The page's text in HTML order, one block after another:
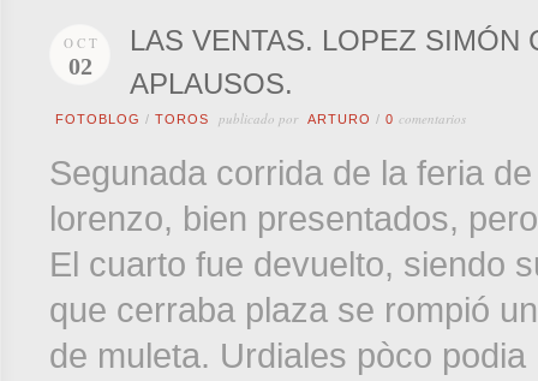
OCT
02
LAS VENTAS. LOPEZ SIMÓN
APLAUSOS.
FOTOBLOG / TOROS publicado por ARTURO / 0 comentarios
Segunada corrida de la feria
lorenzo, bien presentados,
El cuarto fue devuelto, siendo
que cerraba plaza se rompió
de muleta. Urdiales pòco